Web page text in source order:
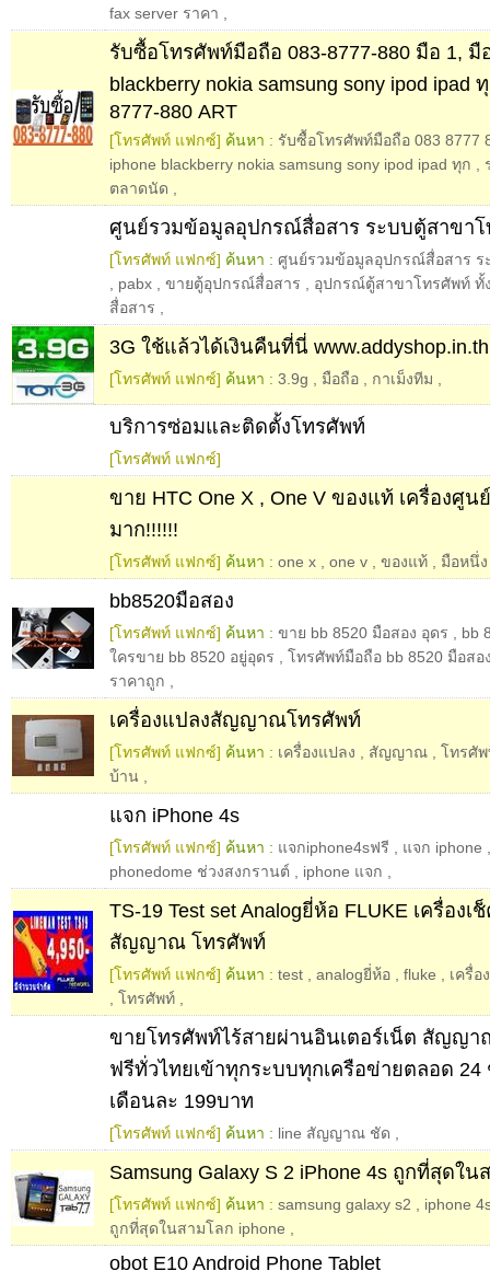
fax server ราคา
รับซื้อโทรศัพท์มือถือ 083-8777-880 มือ 1, มื
blackberry nokia samsung sony ipod ipad
8777-880 ART
[โทรศัพท์ แฟกซ์] ค้นหา : รับซื้อโทรศัพท์มือถือ 083 8777
iphone blackberry nokia samsung sony ipod ipad ทุก
ตลาดนัด
ศูนย์รวมข้อมูลอุปกรณ์สื่อสาร ระบบตู้สาขาโ
[โทรศัพท์ แฟกซ์] ค้นหา : ศูนย์รวมข้อมูลอุปกรณ์สื่อสาร ร
pabx ขายตู้อุปกรณ์สื่อสาร
อุปกรณ์ตู้สาขาโทรศัพท์ ทั้
สื่อสาร
3G ใช้แล้วได้เงินคืนที่นี่ www.addyshop.in.th
[โทรศัพท์ แฟกซ์] ค้นหา : 3.9g มือถือ กาเม็งทีม
บริการซ่อมและติดตั้งโทรศัพท์
[โทรศัพท์ แฟกซ์]
ขาย HTC One X , One V ของแท้ เครื่องศู
มาก!!!!!!
[โทรศัพท์ แฟกซ์] ค้นหา : one x one v ของแท้ มือหนึ่ง
bb8520มือสอง
[โทรศัพท์ แฟกซ์] ค้นหา : ขาย bb 8520 มือสอง อุดร
bb
ใครขาย bb 8520 อยู่อุดร
โทรศัพท์มือถือ bb 8520 มือสอ
ราคาถูก
เครื่องแปลงสัญญาณโทรศัพท์
[โทรศัพท์ แฟกซ์] ค้นหา : เครื่องแปลง สัญญาณ
โทรศั
บ้าน
แจก iPhone 4s
[โทรศัพท์ แฟกซ์] ค้นหา : แจกiphone4sฟรี แจก iphone
phonedome ช่วงสงกรานต์
iphone แจก
TS-19 Test set Analogยี่ห้อ FLUKE เครื่องเ
สัญญาณ โทรศัพท์
[โทรศัพท์ แฟกซ์] ค้นหา : test analogยี่ห้อ fluke
เครื่
โทรศัพท์
ขายโทรศัพท์ไร้สายผ่านอินเตอร์เน็ต สัญญ
ฟรีทั่วไทยเข้าทุกระบบทุกเครือข่ายตลอด 24
เดือนละ 199บาท
[โทรศัพท์ แฟกซ์] ค้นหา : line สัญญาณ ชัด
Samsung Galaxy S 2 iPhone 4s ถูกที่สุดใน
[โทรศัพท์ แฟกซ์] ค้นหา : samsung galaxy s2
iphone
ถูกที่สุดในสามโลก iphone
obot E10 Android Phone Tablet